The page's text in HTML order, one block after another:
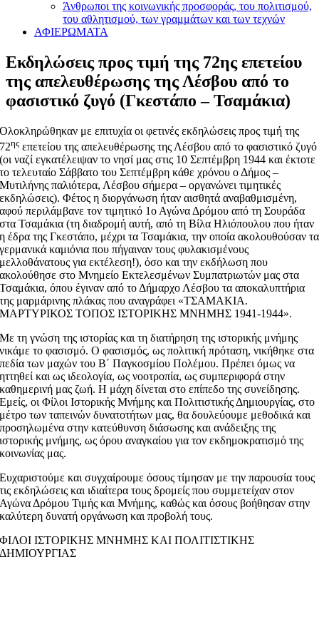
Άνθρωποι της κοινωνικής προσφοράς, του πολιτισμού,
του αθλητισμού, των γραμμάτων και των τεχνών
ΑΦΙΕΡΩΜΑΤΑ
Εκδηλώσεις προς τιμή της 72ης επετείου
της απελευθέρωσης της Λέσβου από το
φασιστικό ζυγό (Γκεστάπο – Τσαμάκια)
Ολοκληρώθηκαν με επιτυχία οι φετινές εκδηλώσεις προς τιμή της
72ης επετείου της απελευθέρωσης της Λέσβου από το φασιστικό ζυγό
(οι ναζί εγκατέλειψαν το νησί μας στις 10 Σεπτέμβρη 1944 και έκτοτε
το τελευταίο Σάββατο του Σεπτέμβρη κάθε χρόνου ο Δήμος –
Μυτιλήνης παλιότερα, Λέσβου σήμερα – οργανώνει τιμητικές
εκδηλώσεις). Φέτος η διοργάνωση ήταν αισθητά αναβαθμισμένη,
αφού περιλάμβανε τον τιμητικό 1ο Αγώνα Δρόμου από τη Σουράδα
στα Τσαμάκια (τη διαδρομή αυτή, από τη Βίλα Ηλιόπουλου που ήταν
η έδρα της Γκεστάπο, μέχρι τα Τσαμάκια, την οποία ακολουθούσαν τα
γερμανικά καμιόνια που πήγαιναν τους φυλακισμένους
μελλοθάνατους για εκτέλεση!), όσο και την εκδήλωση που
ακολούθησε στο Μνημείο Εκτελεσμένων Συμπατριωτών μας στα
Τσαμάκια, όπου έγιναν από το Δήμαρχο Λέσβου τα αποκαλυπτήρια
της μαρμάρινης πλάκας που αναγράφει «ΤΣΑΜΑΚΙΑ.
ΜΑΡΤΥΡΙΚΟΣ ΤΟΠΟΣ ΙΣΤΟΡΙΚΗΣ ΜΝΗΜΗΣ 1941-1944».
Με τη γνώση της ιστορίας και τη διατήρηση της ιστορικής μνήμης
νικάμε το φασισμό. Ο φασισμός, ως πολιτική πρόταση, νικήθηκε στα
πεδία των μαχών του Β΄ Παγκοσμίου Πολέμου. Πρέπει όμως να
ηττηθεί και ως ιδεολογία, ως νοοτροπία, ως συμπεριφορά στην
καθημερινή μας ζωή. Η μάχη δίνεται στο επίπεδο της συνείδησης.
Εμείς, οι Φίλοι Ιστορικής Μνήμης και Πολιτιστικής Δημιουργίας, στο
μέτρο των ταπεινών δυνατοτήτων μας, θα δουλεύουμε μεθοδικά και
προσηλωμένα στην κατεύθυνση διάσωσης και ανάδειξης της
ιστορικής μνήμης, ως όρου αναγκαίου για τον εκδημοκρατισμό της
κοινωνίας μας.
Ευχαριστούμε και συγχαίρουμε όσους τίμησαν με την παρουσία τους
τις εκδηλώσεις και ιδιαίτερα τους δρομείς που συμμετείχαν στον
Αγώνα Δρόμου Τιμής και Μνήμης, καθώς και όσους βοήθησαν στην
καλύτερη δυνατή οργάνωση και προβολή τους.
ΦΙΛΟΙ ΙΣΤΟΡΙΚΗΣ ΜΝΗΜΗΣ ΚΑΙ ΠΟΛΙΤΙΣΤΙΚΗΣ
ΔΗΜΙΟΥΡΓΙΑΣ